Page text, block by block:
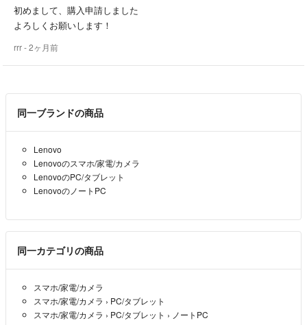
⭐︎*:.。業務で使用していたパソコン入替のため、
専門業者の定期保守点検済み完動良品を
ーーー外観ーーー
ーーーその他ーーー
⭐️OS
Windows11 Home premium 64ビット
(最新25H2、5/25アップデート済)
⭐️ネットワーク
WiFi(無線LAN)内蔵、有線LAN、Bluetooth
・評価後でも対応させていただきますが、評価前ですと よりスムーズ
な対応ができます。
契約中の専門業者によるフルメンテナンス（※）を済ませております。
りますので、清潔な状態でお使いいただけます。
（※）パソコンを適切な状態に保ち、長くお使いいただくためのメンテ
マザーボードの劣化部品確認と交換（コンデンサ他、グリス、電池）、
ヒンジ部の調整、キーボード分解清掃
★すぐお使いいただけます
初めまして、購入申請しました
よろしくお願いします！
rrr- 2ヶ月前
同一ブランドの商品
Lenovo
Lenovoのスマホ/家電/カメラ
LenovoのPC/タブレット
LenovoのノートPC
同一カテゴリの商品
スマホ/家電/カメラ
スマホ/家電/カメラ › PC/タブレット
スマホ/家電/カメラ › PC/タブレット › ノートPC